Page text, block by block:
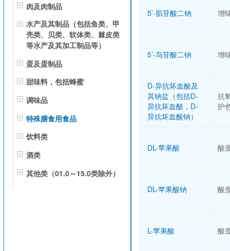
肉及肉制品
水产及其制品（包括鱼类、甲
壳类、贝类、软体类、棘皮类
等水产及其加工制品等）
蛋及蛋制品
甜味料，包括蜂蜜
调味品
特殊膳食用食品
饮料类
酒类
其他类（01.0～15.0类除外）
5’-肌苷酸二钠 增
5’-鸟苷酸二钠 增
D-异抗坏血酸及
其钠盐（包括D-
异抗坏血酸，D-
异抗坏血酸钠）
抗
护
DL-苹果酸 酸
DL-苹果酸钠 酸
L-苹果酸 酸